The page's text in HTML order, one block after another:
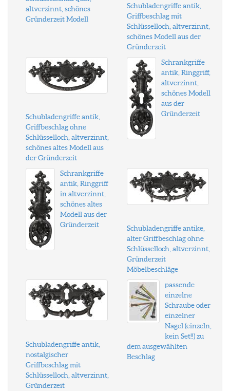
altverzinnt, schönes
Gründerzeit Modell
Schubladengriffe antik,
Griffbeschlag mit
Schlüsselloch, altverzinnt,
schönes Modell aus der
Gründerzeit
Schubladengriffe antik,
Griffbeschlag ohne
Schlüsselloch, altverzinnt,
schönes altes Modell aus
der Gründerzeit
Schrankgriffe
antik, Ringgriff,
altverzinnt,
schönes Modell
aus der
Gründerzeit
Schrankgriffe
antik, Ringgriff
in altverzinnt,
schönes altes
Modell aus der
Gründerzeit
Schubladengriffe antike,
alter Griffbeschlag ohne
Schlüsselloch, altverzinnt,
Gründerzeit
Möbelbeschläge
Schubladengriffe antik,
nostalgischer
Griffbeschlag mit
Schlüsselloch, altverzinnt,
Gründerzeit
passende
einzelne
Schraube oder
einzelner
Nagel (einzeln,
kein Set!!) zu
dem ausgewählten
Beschlag